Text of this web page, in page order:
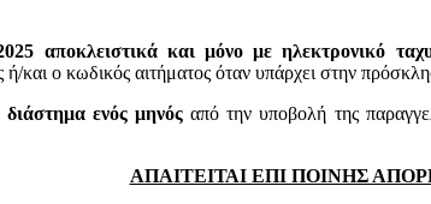
αποκλειστικά και μόνο με ηλεκτρονικό
ο κωδικός αιτήματος όταν υπάρχει στην
ενός μηνός από την υποβολή της
ΑΠΑΙΤΕΙΤΑΙ ΕΠΙ ΠΟΙΝΗΣ